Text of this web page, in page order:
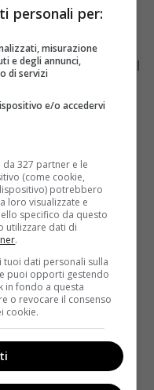
un personaggio
torre d’avorio,
che per
anch’essa nel
del fondatore,
curare veramente il
personali per:
misurazione
e degli annunci,
di servizi
e/o accedervi
327 partner e le
(come cookie,
potrebbero
loro visualizzate e
specifico da questo
utilizzare dati di
.
dati personali sulla
puoi opporti gestendo
in fondo a questa
o revocare il consenso
cookie.